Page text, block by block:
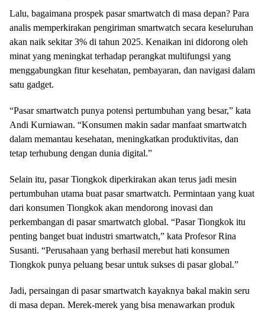
Lalu, bagaimana prospek pasar smartwatch di masa depan? Para
analis memperkirakan pengiriman smartwatch secara keseluruhan
akan naik sekitar 3% di tahun 2025. Kenaikan ini didorong oleh
minat yang meningkat terhadap perangkat multifungsi yang
menggabungkan fitur kesehatan, pembayaran, dan navigasi dalam
satu gadget.
“Pasar smartwatch punya potensi pertumbuhan yang besar,” kata
Andi Kurniawan. “Konsumen makin sadar manfaat smartwatch
dalam memantau kesehatan, meningkatkan produktivitas, dan
tetap terhubung dengan dunia digital.”
Selain itu, pasar Tiongkok diperkirakan akan terus jadi mesin
pertumbuhan utama buat pasar smartwatch. Permintaan yang kuat
dari konsumen Tiongkok akan mendorong inovasi dan
perkembangan di pasar smartwatch global. “Pasar Tiongkok itu
penting banget buat industri smartwatch,” kata Profesor Rina
Susanti. “Perusahaan yang berhasil merebut hati konsumen
Tiongkok punya peluang besar untuk sukses di pasar global.”
Jadi, persaingan di pasar smartwatch kayaknya bakal makin seru
di masa depan. Merek-merek yang bisa menawarkan produk